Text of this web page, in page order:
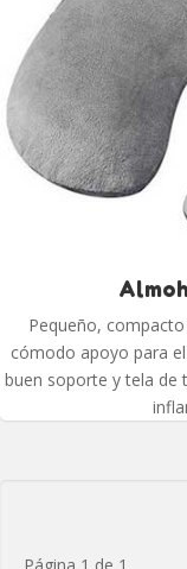
Pequeño,
cómodo apoyo para
buen soporte y tela de